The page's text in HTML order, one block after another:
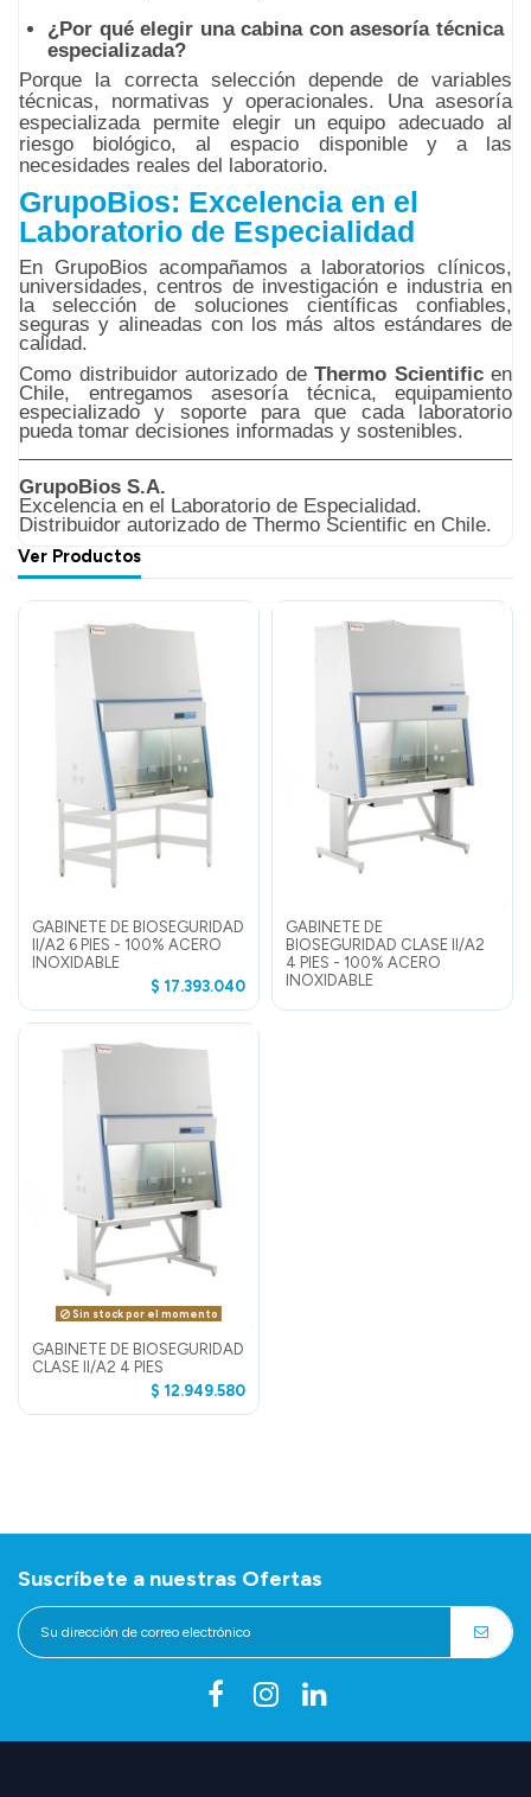
¿Por qué elegir una cabina con asesoría técnica
especializada?
Porque la correcta selección depende de variables
técnicas, normativas y operacionales. Una asesoría
especializada permite elegir un equipo adecuado al
riesgo biológico, al espacio disponible y a las
necesidades reales del laboratorio.
GrupoBios: Excelencia en el
Laboratorio de Especialidad
En GrupoBios acompañamos a laboratorios clínicos,
universidades, centros de investigación e industria en
la selección de soluciones científicas confiables,
seguras y alineadas con los más altos estándares de
calidad.
Como distribuidor autorizado de Thermo Scientificen
Chile, entregamos asesoría técnica, equipamiento
especializado y soporte para que cada laboratorio
pueda tomar decisiones informadas y sostenibles.
GrupoBios S.A.
Excelencia en el Laboratorio de Especialidad.
Distribuidor autorizado de Thermo Scientific en Chile.
Ver Productos
GABINETE DE BIOSEGURIDAD
II/A2 6 PIES - 100% ACERO
INOXIDABLE
$ 17.393.040
GABINETE DE
BIOSEGURIDAD CLASE II/A2
4 PIES - 100% ACERO
INOXIDABLE
Sin stock por el momento
GABINETE DE BIOSEGURIDAD
CLASE II/A2 4 PIES
$ 12.949.580
Suscríbete a nuestras Ofertas